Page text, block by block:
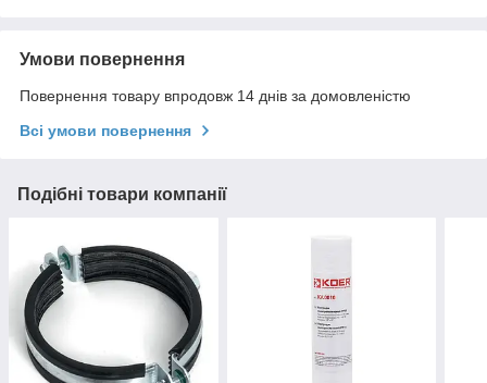
Умови повернення
Повернення товару впродовж 14 днів за домовленістю
Всі умови повернення
Подібні товари компанії